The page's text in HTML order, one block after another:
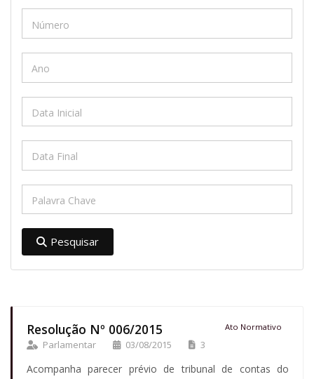
Resolução Nº 006/2015 Ato Normativo
Parlamentar 03/08/2015 3
Acompanha parecer prévio de tribunal de contas do
Pesquisar